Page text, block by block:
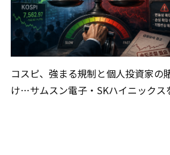
コスピ、強まる規制と個人投資家の
け…サムスン電子・SKハイニックス